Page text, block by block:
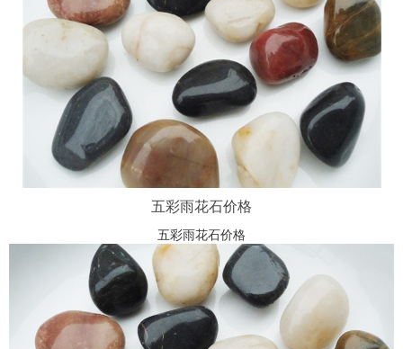
五彩雨花石价格
五彩雨花石价格